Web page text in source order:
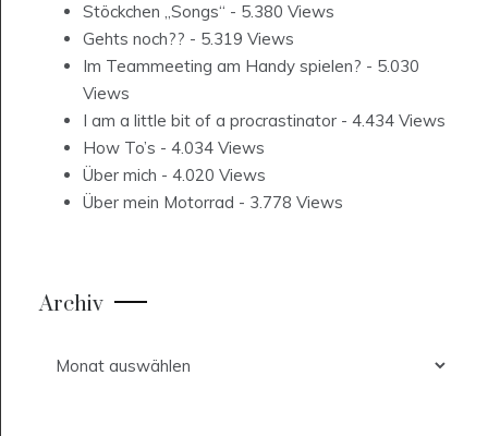
Stöckchen „Songs“ - 5.380 Views
Gehts noch?? - 5.319 Views
Im Teammeeting am Handy spielen? - 5.030
Views
I am a little bit of a procrastinator - 4.434 Views
How To’s - 4.034 Views
Über mich - 4.020 Views
Über mein Motorrad - 3.778 Views
Archiv